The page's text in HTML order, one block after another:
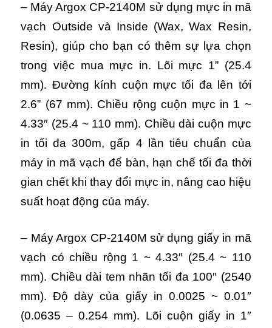
– Máy Argox CP-2140M sử dụng mực in mã
vạch Outside và Inside (Wax, Wax Resin,
Resin), giúp cho bạn có thêm sự lựa chọn
trong việc mua mực in. Lõi mực 1” (25.4
mm). Đường kính cuộn mực tối đa lên tới
2.6” (67 mm). Chiều rộng cuộn mực in 1 ~
4.33″ (25.4 ~ 110 mm). Chiều dài cuộn mực
in tối đa 300m, gấp 4 lần tiêu chuẩn của
máy in mã vạch để bàn, hạn chế tối đa thời
gian chết khi thay đổi mực in, nâng cao hiệu
suất hoạt động của máy.
– Máy Argox CP-2140M sử dụng giấy in mã
vạch có chiều rộng 1 ~ 4.33″ (25.4 ~ 110
mm). Chiều dài tem nhãn tối đa 100″ (2540
mm). Độ dày của giấy in 0.0025 ~ 0.01″
(0.0635 – 0.254 mm). Lõi cuộn giấy in 1″